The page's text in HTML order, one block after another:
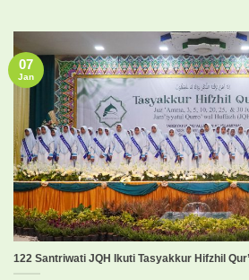
122 Santriwati JQH Ikuti Tasyakkur Hifzhil
07
Jan